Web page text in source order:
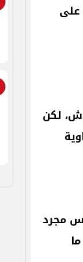
على
لكن
مجرد
ما